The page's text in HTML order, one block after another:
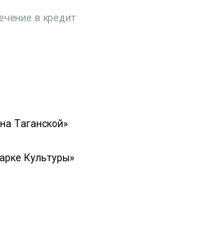
в кредит
Таганской»
Культуры»